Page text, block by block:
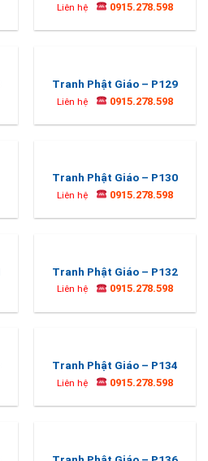
Liên hệ 0915.278.598
Tranh Phật Giáo – P129
Liên hệ 0915.278.598
Tranh Phật Giáo – P130
Liên hệ 0915.278.598
Tranh Phật Giáo – P132
Liên hệ 0915.278.598
Tranh Phật Giáo – P134
Liên hệ 0915.278.598